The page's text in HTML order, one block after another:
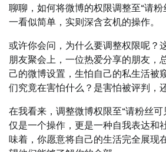
聊聊，如何将微博的权限调整至“请
一看似简单，实则深含玄机的操作。
或许你会问，为什么要调整权限呢？
朋友聚会上，一位热爱分享的朋友，
己的微博设置，生怕自己的私生活被
们究竟在害怕什么？是害怕被评判，
在我看来，调整微博权限至“请粉丝可
仅是一个操作，更是一种自我表达和
味着，你愿意将自己的生活完全展现